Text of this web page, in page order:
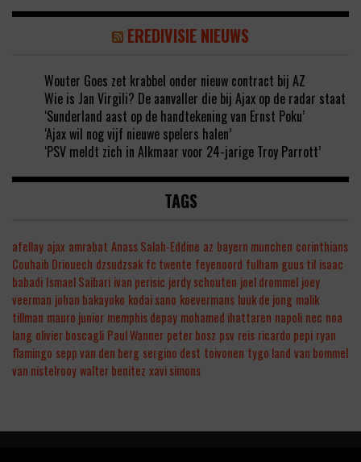
EREDIVISIE NIEUWS
Wouter Goes zet krabbel onder nieuw contract bij AZ
Wie is Jan Virgili? De aanvaller die bij Ajax op de radar staat
‘Sunderland aast op de handtekening van Ernst Poku’
‘Ajax wil nog vijf nieuwe spelers halen’
‘PSV meldt zich in Alkmaar voor 24-jarige Troy Parrott’
TAGS
afellay ajax amrabat Anass Salah-Eddine az bayern munchen corinthians
Couhaib Driouech dzsudzsak fc twente feyenoord fulham guus til isaac
babadi Ismael Saibari ivan perisic jerdy schouten joel drommel joey
veerman johan bakayoko kodai sano koevermans luuk de jong malik
tillman mauro junior memphis depay mohamed ihattaren napoli nec noa
lang olivier boscagli Paul Wanner peter bosz psv reis ricardo pepi ryan
flamingo sepp van den berg sergino dest toivonen tygo land van bommel
van nistelrooywalter benitez xavi simons